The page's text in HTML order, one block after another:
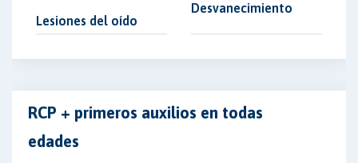
Lesiones del oído
Desvanecimiento
RCP + primeros auxilios en todas
edades